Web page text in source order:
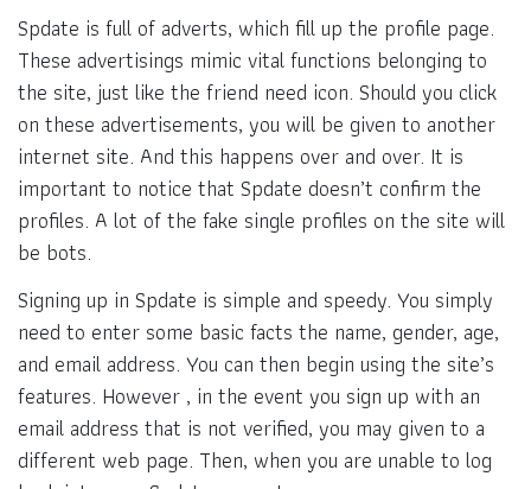
Spdate is full of adverts, which fill up the profile page.
These advertisings mimic vital functions belonging to
the site, just like the friend need icon. Should you click
on these advertisements, you will be given to another
internet site. And this happens over and over. It is
important to notice that Spdate doesn’t confirm the
profiles. A lot of the fake single profiles on the site will
be bots.
Signing up in Spdate is simple and speedy. You simply
need to enter some basic facts the name, gender, age,
and email address. You can then begin using the site’s
features. However , in the event you sign up with an
email address that is not verified, you may given to a
different web page. Then, when you are unable to log